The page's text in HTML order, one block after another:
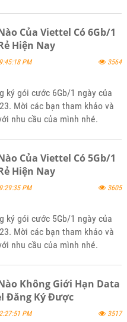
Của Viettel Có 6Gb/1
Hiện Nay
PM 3564
ký gói cước 6Gb/1 ngày của
Mời các bạn tham khảo và
nhu cầu của mình nhé.
Của Viettel Có 5Gb/1
Hiện Nay
PM 3605
ký gói cước 5Gb/1 ngày của
Mời các bạn tham khảo và
nhu cầu của mình nhé.
Không Giới Hạn Data
Đăng Ký Được
PM 3517